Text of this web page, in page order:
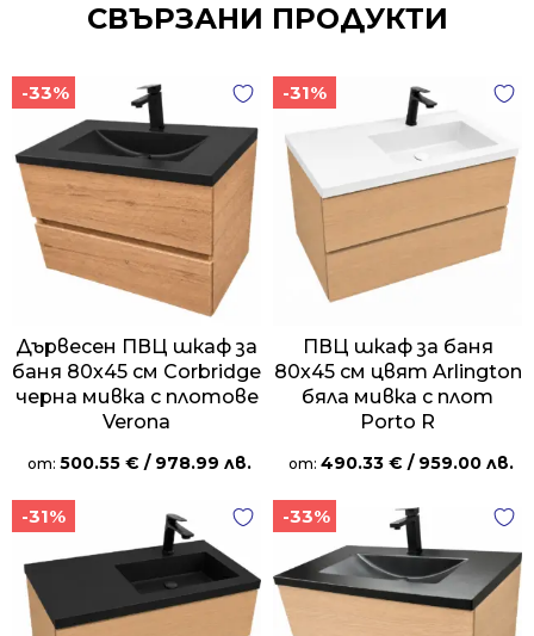
СВЪРЗАНИ ПРОДУКТИ
-33%
Дървесен ПВЦ шкаф за
баня 80х45 см Corbridge
черна мивка с плотове
Verona
от: 500.55 € / 978.99 лв.
-31%
ПВЦ шкаф за баня
80х45 см цвят Arlington
бяла мивка с плот
Porto R
от: 490.33 € / 959.00 лв.
-31% -33%